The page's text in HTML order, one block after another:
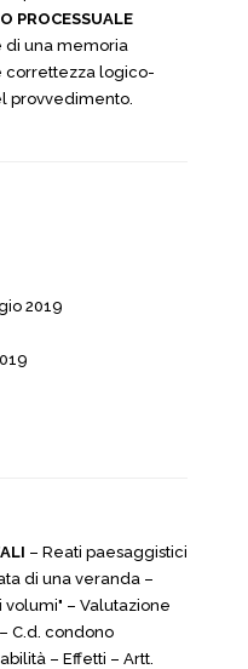
PROCESSUALE
di una memoria
correttezza logico-
provvedimento.
2019
– Reati paesaggistici
di una veranda –
– Valutazione
C.d. condono
– Effetti – Artt.